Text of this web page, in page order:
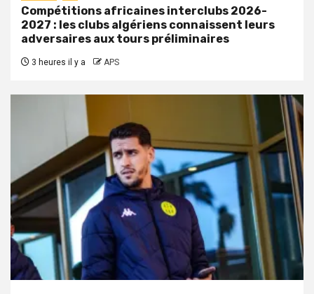
Compétitions africaines interclubs 2026-
2027 : les clubs algériens connaissent leurs
adversaires aux tours préliminaires
3 heures il y a APS